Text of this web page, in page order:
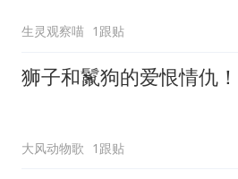
生灵观察喵 1跟贴
狮子和鬣狗的爱恨情仇！
大风动物歌 1跟贴